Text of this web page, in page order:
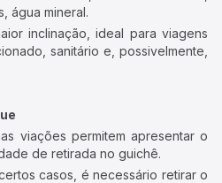
água mineral.
inclinação, ideal para viagens
sanitário e, possivelmente,
viações permitem apresentar o
de retirada no guichê.
casos, é necessário retirar o